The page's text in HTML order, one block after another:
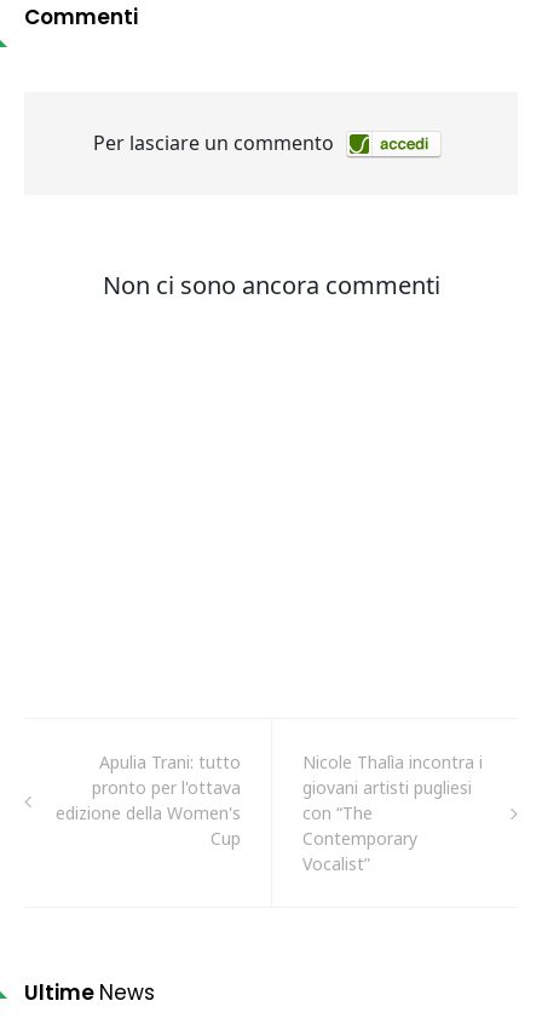
Commenti
Apulia Trani: tutto
pronto per l'ottava
edizione della Women's
Cup
Nicole Thalìa incontra i
giovani artisti pugliesi
con “The
Contemporary
Vocalist”
Ultime News